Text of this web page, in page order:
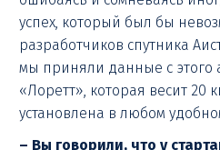
успех, который был бы
разработчиков спутника
мы приняли данные с этого
«Лоретт», которая весит 20
установлена в любом
– Вы говорили, что у